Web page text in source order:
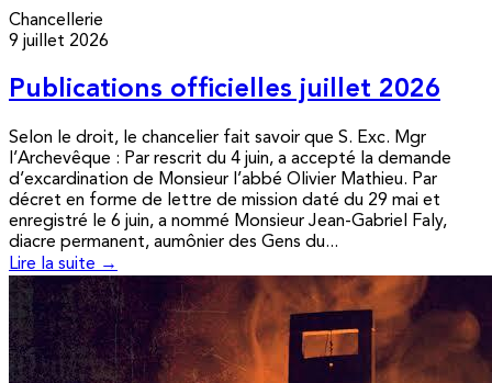
Chancellerie
9 juillet 2026
Publications officielles juillet 2026
Selon le droit, le chancelier fait savoir que S. Exc. Mgr
l’Archevêque : Par rescrit du 4 juin, a accepté la demande
d’excardination de Monsieur l’abbé Olivier Mathieu. Par
décret en forme de lettre de mission daté du 29 mai et
enregistré le 6 juin, a nommé Monsieur Jean-Gabriel Faly,
diacre permanent, aumônier des Gens du...
Lire la suite →